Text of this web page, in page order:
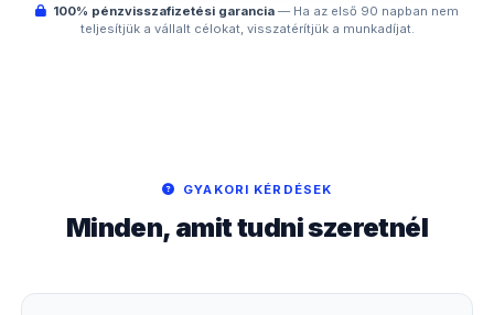
100% pénzvisszafizetési garancia — Ha az első 90 napban nem
teljesítjük a vállalt célokat, visszatérítjük a munkadíjat.
GYAKORI KÉRDÉSEK
Minden, amit tudni szeretnél